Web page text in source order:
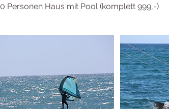
Personen Haus mit Pool (komplett 999,-)